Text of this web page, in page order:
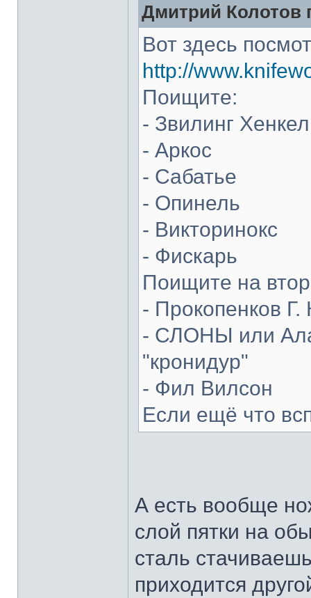
Дмитрий Колотов
Вот здесь
http://
Поищите:
- Звилинг
- Аркос
- Сабатье
- Опинель
- Викторинокс
- Фискарь
Поищите на
- Прокопенков Г.
- СЛОНЫ или
"кронидур"
- Фил Вилсон
Если ещё что
А есть вообще
слой пятки на
сталь
приходится